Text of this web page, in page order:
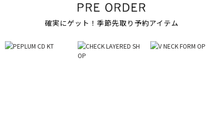
確実にゲット！季節先取り予約アイテム